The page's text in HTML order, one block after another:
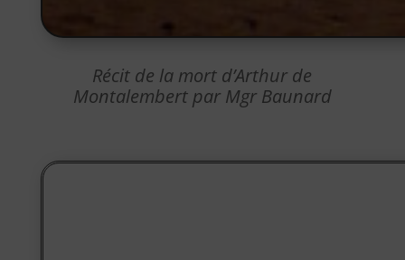
Récit de la mort d’Arthur de
Montalembert par Mgr Baunard